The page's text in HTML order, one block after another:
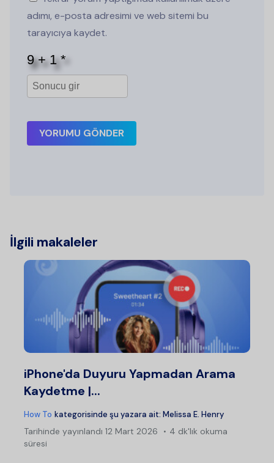
adımı, e-posta adresimi ve web sitemi bu
tarayıcıya kaydet.
YORUMU GÖNDER
İlgili makaleler
iPhone'da Duyuru Yapmadan Arama
Kaydetme |...
How To kategorisinde şu yazara ait: Melissa E. Henry
Tarihinde yayınlandı 12 Mart 2026
4 dk'lık okuma
süresi